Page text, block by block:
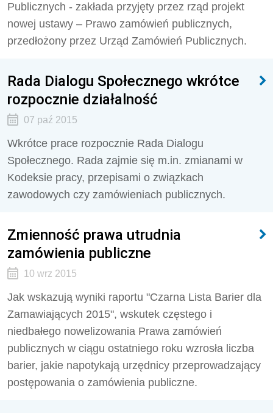
Publicznych - zakłada przyjęty przez rząd projekt
nowej ustawy – Prawo zamówień publicznych,
przedłożony przez Urząd Zamówień Publicznych.
Rada Dialogu Społecznego wkrótce
rozpocznie działalność
07 paź 2015
Wkrótce prace rozpocznie Rada Dialogu
Społecznego. Rada zajmie się m.in. zmianami w
Kodeksie pracy, przepisami o związkach
zawodowych czy zamówieniach publicznych.
Zmienność prawa utrudnia
zamówienia publiczne
10 wrz 2015
Jak wskazują wyniki raportu "Czarna Lista Barier dla
Zamawiających 2015", wskutek częstego i
niedbałego nowelizowania Prawa zamówień
publicznych w ciągu ostatniego roku wzrosła liczba
barier, jakie napotykają urzędnicy przeprowadzający
postępowania o zamówienia publiczne.